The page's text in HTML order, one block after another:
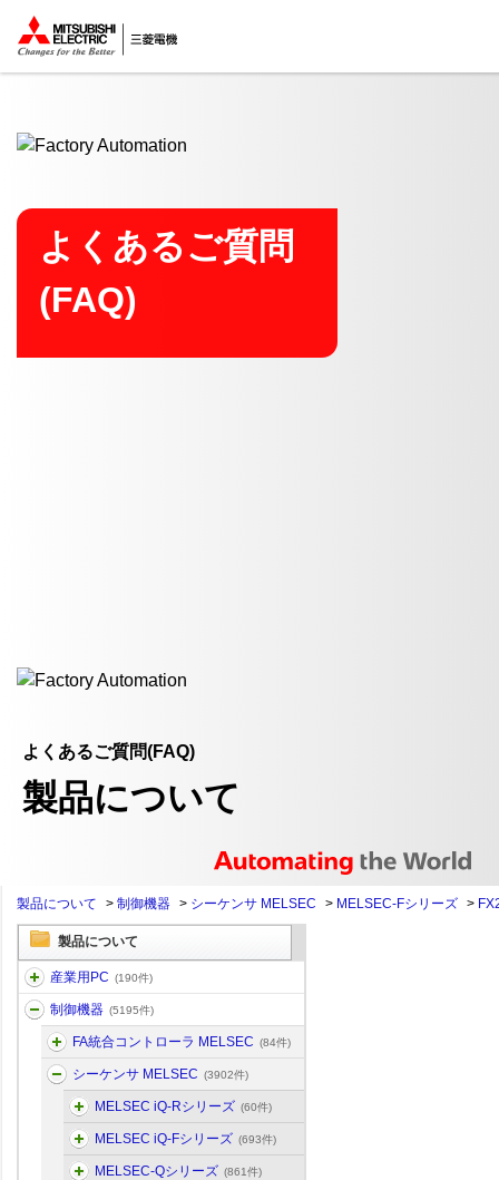
ここから本文
よくあるご質問
(FAQ)
よくあるご質問(FAQ)
製品について
製品について > 制御機器 > シーケンサ MELSEC > MELSEC-Fシリーズ >
製品について
産業用PC (190件)
制御機器 (5195件)
FA統合コントローラ MELSEC (84件)
シーケンサ MELSEC (3902件)
MELSEC iQ-Rシリーズ (60件)
MELSEC iQ-Fシリーズ (693件)
MELSEC-Qシリーズ (861件)